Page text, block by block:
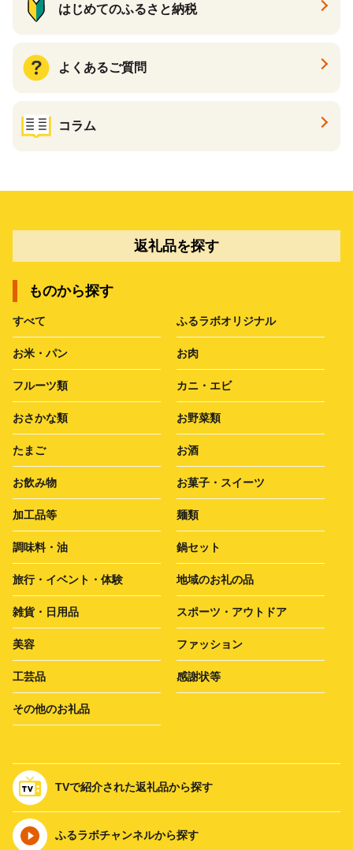
はじめてのふるさと納税
よくあるご質問
コラム
返礼品を探す
ものから探す
すべて ふるラボオリジナル
お米・パン お肉
フルーツ類 カニ・エビ
おさかな類 お野菜類
たまご お酒
お飲み物 お菓子・スイーツ
加工品等 麺類
調味料・油 鍋セット
旅行・イベント・体験 地域のお礼の品
雑貨・日用品 スポーツ・アウトドア
美容 ファッション
工芸品 感謝状等
その他のお礼品
TVで紹介された返礼品から探す
ふるラボチャンネルから探す